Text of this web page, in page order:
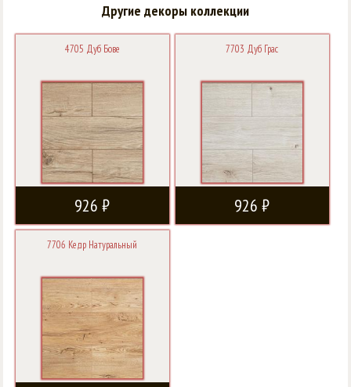
Другие декоры коллекции
4705 Дуб Бове
926 ₽
7703 Дуб Грас
926 ₽
7706 Кедр Натуральный